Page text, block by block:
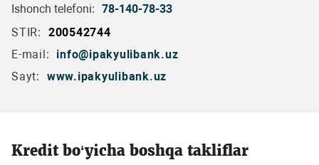
Ishonch telefoni: 78-140-78-33
STIR:
200542744
E-mail:
info@ipakyulibank.uz
Sayt:
www.ipakyulibank.uz
Kredit bo‘yicha boshqa takliflar